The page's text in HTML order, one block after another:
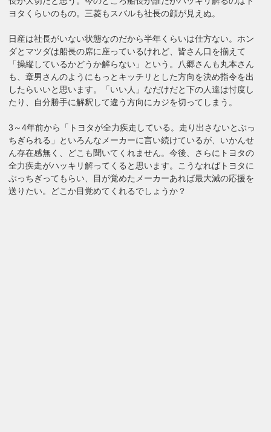
ヨタくらいのもの。三菱もスバルも社長の顔が見えぬ。
日産は社長がいない状態なのだから半年くらいは仕方ない。ホン
ダとマツダは船長の席に座っているけれど、皆さん口を揃えて
「操縦しているかどうか解らない」という。八郷さんも丸本さん
も、章男さんのようにもっとキッチリとした方向を決め指令を出
したらいいと思います。「いい人」なだけだと下の人達は忖度し
たり、自分勝手に解釈して違う方向にカジを切ってしまう。
3～4年前から「トヨタが全力疾走している。走り出さないとぶっ
ちぎられる」といろんなメーカーに言い続けているが、いかんせ
ん存在感無く、どこも聞いてくれません。今後、さらにトヨタの
全力疾走がハッキリ解ってくると思います。こうなればトヨタに
ぶっちぎってもらい、目が覚めたメーカーあれば最大減の応援を
送りたい。どこか目覚めてくれるでしょうか？